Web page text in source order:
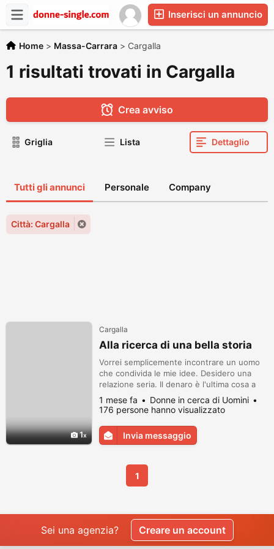
Inserisci un annuncio
Home > Massa-Carrara > Cargalla
1 risultati trovati in Cargalla
Crea avviso
Griglia Lista Dettaglio
Tutti gli annunci Personale Company
Città: Cargalla
1
Cargalla
Alla ricerca di una bella storia
Vorrei semplicemente incontrare un uomo
che condivida le mie idee. Desidero una
relazione seria. Il denaro è l'ultima cosa a
cui penso, ma non ho intenzione di
mantenere nessuno.
1 mese fa
Donne in cerca di Uomini
176 persone hanno visualizzato
Invia messaggio
1
Sei una agenzia? Creare un account